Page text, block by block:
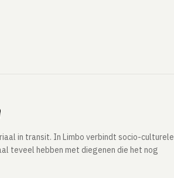
in transit. In Limbo verbindt socio-culturele
teveel hebben met diegenen die het nog